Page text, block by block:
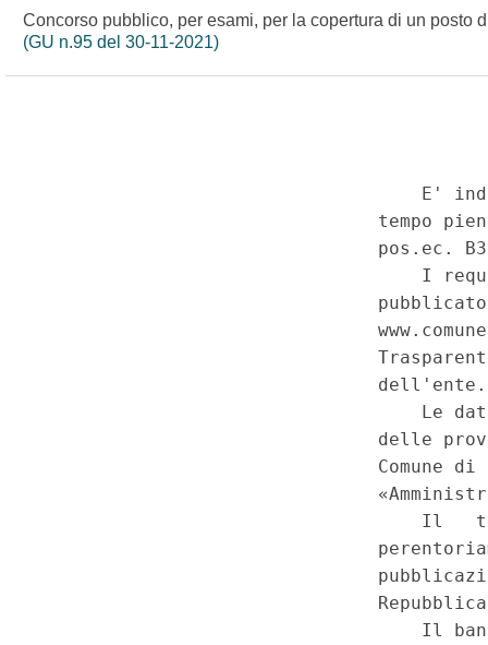
Concorso pubblico, per esami, per la copertura di un posto
(GU n.95 del 30-11-2021)